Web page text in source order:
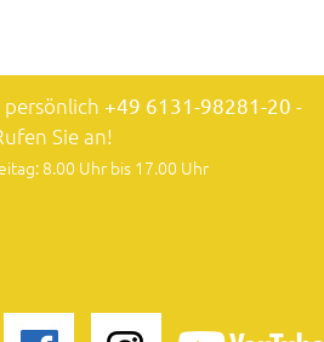
+49 6131-98281-20 -
Sie an!
8.00 Uhr bis 17.00 Uhr